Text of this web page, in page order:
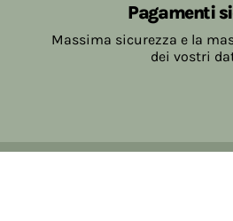
Pagamenti
Massima sicurezza e la
dei vostri